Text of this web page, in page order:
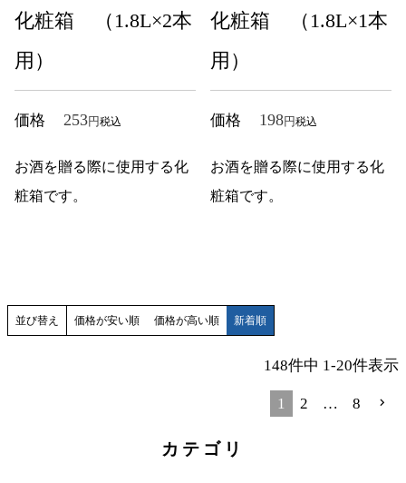
化粧箱 （1.8L×2本
用）
価格 253 税込
お酒を贈る際に使用する化
粧箱です。
化粧箱 （1.8L×1本
用）
価格 198 税込
お酒を贈る際に使用する化
粧箱です。
並び替え 価格が安い順 価格が高い順 新着順
148件中 1-20件表示
1 2 … 8
カテゴリ